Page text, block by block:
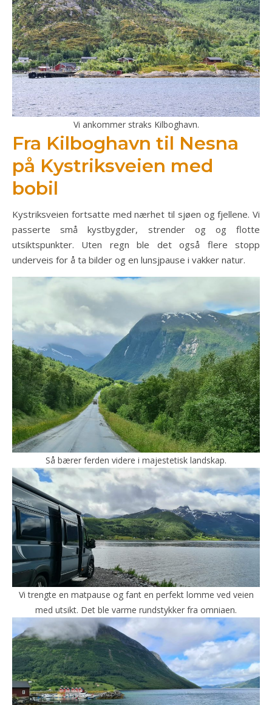
Vi ankommer straks Kilboghavn.
Fra Kilboghavn til Nesna
på Kystriksveien med
bobil
Kystriksveien fortsatte med nærhet til sjøen og fjellene. Vi
passerte små kystbygder, strender og og flotte
utsiktspunkter. Uten regn ble det også flere stopp
underveis for å ta bilder og en lunsjpause i vakker natur.
Så bærer ferden videre i majestetisk landskap.
Vi trengte en matpause og fant en perfekt lomme ved veien
med utsikt. Det ble varme rundstykker fra omniaen.